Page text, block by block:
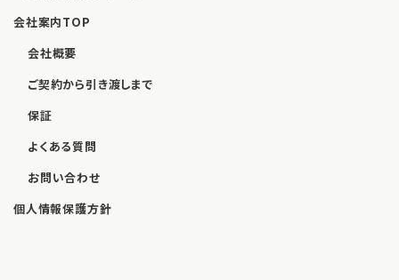
会社案内TOP
会社概要
ご契約から引き渡しまで
保証
よくある質問
お問い合わせ
個人情報保護方針